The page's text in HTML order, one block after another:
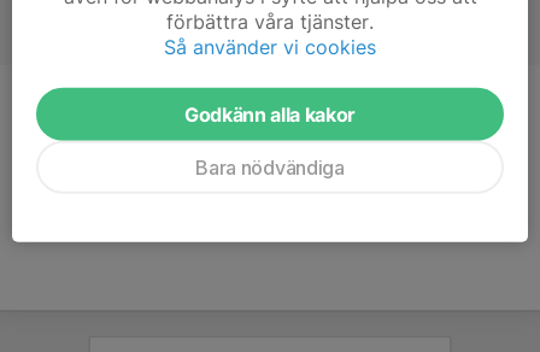
Position
-
förbättra våra tjänster.
Så använder vi cookies
Godkänn alla kakor
Bara nödvändiga